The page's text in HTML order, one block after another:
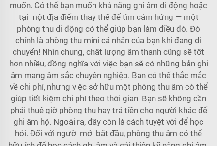
muốn. Có thể bạn muốn khả năng ghi âm di động hoặc
tại một địa điểm thay thế để tìm cảm hứng — một
phòng thu di động có thể giúp bạn làm điều đó. Đó
chính là phòng thu mini cá nhân của bạn khi đang di
chuyển! Nhìn chung, chất lượng âm thanh cũng sẽ tốt
hơn nhiều, đồng nghĩa với việc bạn sẽ có những bản ghi
âm mang âm sắc chuyên nghiệp. Bạn có thể thắc mắc
về chi phí, nhưng việc sở hữu một phòng thu âm có thể
giúp tiết kiệm chi phí theo thời gian. Bạn sẽ không cần
phải thuê giờ phòng thu hay trả tiền cho người khác để
ghi âm hộ. Ngoài ra, đây còn là cách tuyệt vời để học
hỏi. Đối với người mới bắt đầu, phòng thu âm có thể